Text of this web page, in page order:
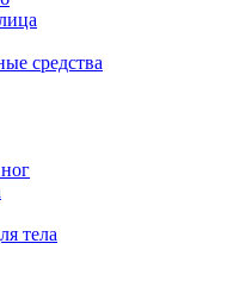
средства
тела